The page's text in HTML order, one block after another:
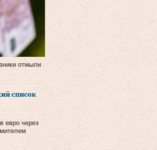
отмыли
список
евро через